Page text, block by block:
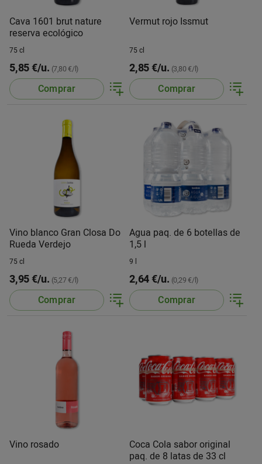
Cava 1601 brut nature
reserva ecológico
75 cl
5,85 €/u. (7,80 €/l)
Comprar
Vermut rojo Issmut
75 cl
2,85 €/u. (3,80 €/l)
Comprar
Vino blanco Gran Closa Do
Rueda Verdejo
75 cl
3,95 €/u. (5,27 €/l)
Comprar
Agua paq. de 6 botellas de
1,5 l
9 l
2,64 €/u. (0,29 €/l)
Comprar
Vino rosado
Coca Cola sabor original
paq. de 8 latas de 33 cl